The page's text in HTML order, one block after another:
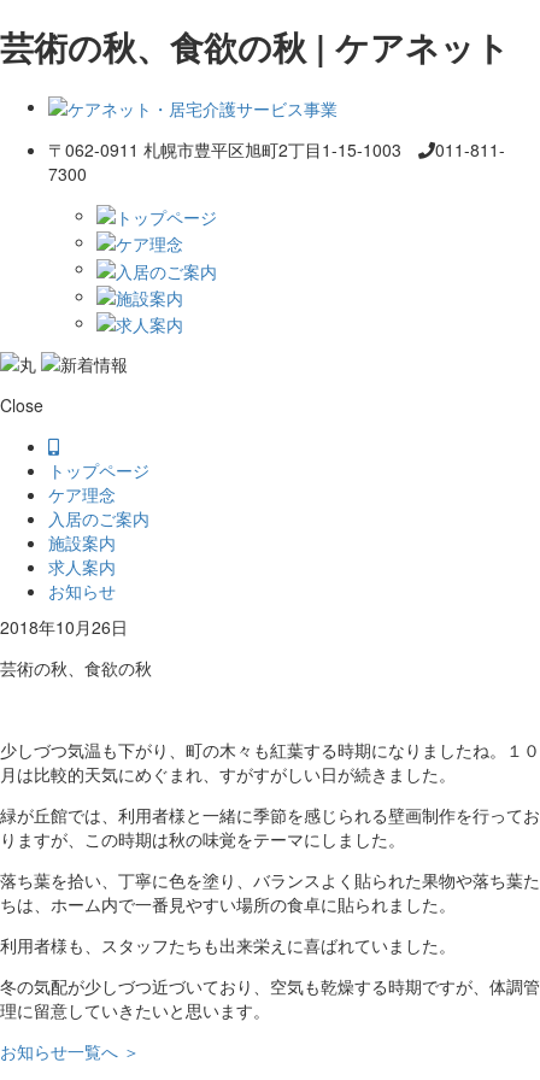
芸術の秋、食欲の秋 | ケアネット
〒062-0911 札幌市豊平区旭町2丁目1-15-1003
011-811-
7300
Close
トップページ
ケア理念
入居のご案内
施設案内
求人案内
お知らせ
2018年10月26日
芸術の秋、食欲の秋
少しづつ気温も下がり、町の木々も紅葉する時期になりましたね。１０
月は比較的天気にめぐまれ、すがすがしい日が続きました。
緑が丘館では、利用者様と一緒に季節を感じられる壁画制作を行ってお
りますが、この時期は秋の味覚をテーマにしました。
落ち葉を拾い、丁寧に色を塗り、バランスよく貼られた果物や落ち葉た
ちは、ホーム内で一番見やすい場所の食卓に貼られました。
利用者様も、スタッフたちも出来栄えに喜ばれていました。
冬の気配が少しづつ近づいており、空気も乾燥する時期ですが、体調管
理に留意していきたいと思います。
お知らせ一覧へ ＞